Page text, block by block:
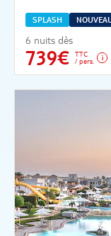
SPLASH
6 nuits dès
739€
TTC
/ pers.